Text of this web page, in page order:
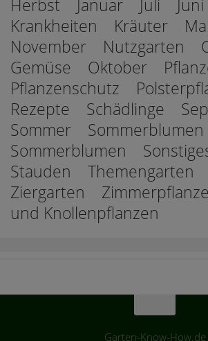
Herbst
Januar Juli
Juni
Krankheiten
Kräuter Mai
November
Nutzgarten
Gemüse
Oktober
Pflanzenschutz
Rezepte
Schädlinge
Sommer
Sommerblumen
Sommerblumen
Stauden
Themengarten
Ziergarten
und Knollenpflanzen
Garten-Know-How.de